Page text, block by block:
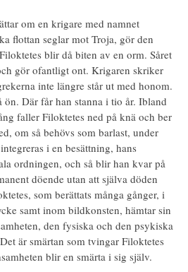
om en krigare med namnet
flottan seglar mot Troja, gör den
blir då biten av en orm. Såret
gör ofantligt ont. Krigaren skriker
inte längre står ut med honom.
Där får han stanna i tio år. Ibland
faller Filoktetes ned på knä och ber
om så behövs som barlast, under
i en besättning, hans
ordningen, och så blir han kvar på
döende utan att själva döden
som berättats många gånger, i
samt inom bildkonsten, hämtar sin
den fysiska och den psykiska
är smärtan som tvingar Filoktetes
blir en smärta i sig själv.